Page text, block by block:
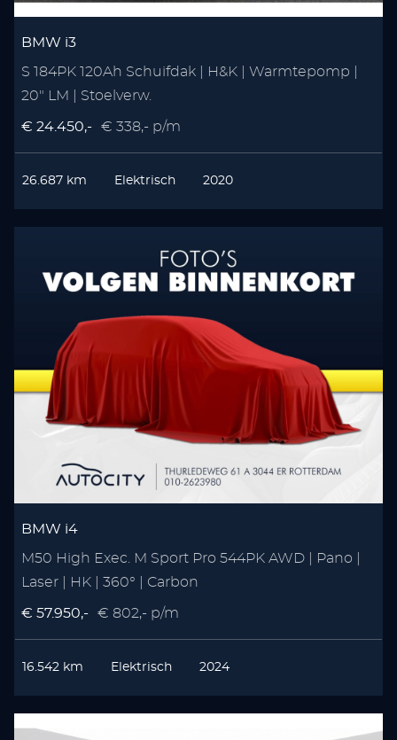
BMW i3
S 184PK 120Ah Schuifdak | H&K | Warmtepomp |
20" LM | Stoelverw.
€ 24.450,- € 338,- p/m
26.687 km Elektrisch 2020
BMW i4
M50 High Exec. M Sport Pro 544PK AWD | Pano |
Laser | HK | 360° | Carbon
€ 57.950,- € 802,- p/m
16.542 km Elektrisch 2024